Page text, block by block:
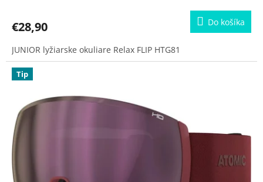
€28,90 Do košíka
JUNIOR lyžiarske okuliare Relax FLIP HTG81
Tip